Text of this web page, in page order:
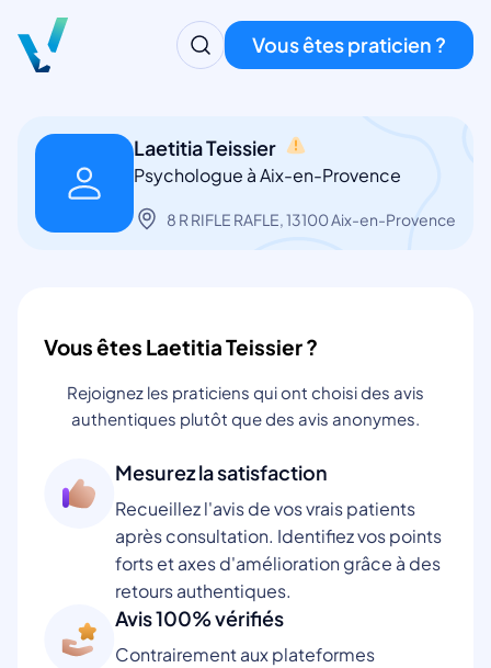
Vous êtes praticien ?
Laetitia Teissier
Psychologue à Aix-en-Provence
8 R RIFLE RAFLE, 13100 Aix-en-Provence
Vous êtes Laetitia Teissier ?
Rejoignez les praticiens qui ont choisi des avis
authentiques plutôt que des avis anonymes.
Mesurez la satisfaction
Recueillez l'avis de vos vrais patients
après consultation. Identifiez vos points
forts et axes d'amélioration grâce à des
retours authentiques.
Avis 100% vérifiés
Contrairement aux plateformes